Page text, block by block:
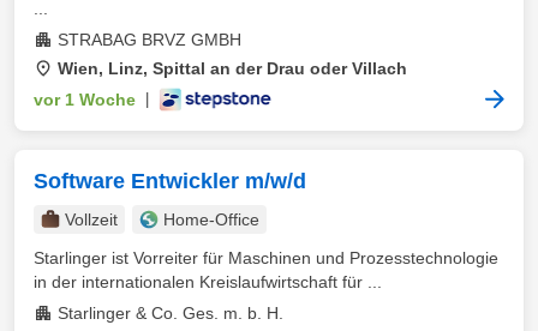
STRABAG BRVZ GMBH
Wien, Linz, Spittal an der Drau oder Villach
vor 1 Woche
Software Entwickler m/w/d
Vollzeit
Home-Office
Starlinger ist Vorreiter für Maschinen und Prozesstechnologie
in der internationalen Kreislaufwirtschaft für ...
Starlinger & Co. Ges. m. b. H.